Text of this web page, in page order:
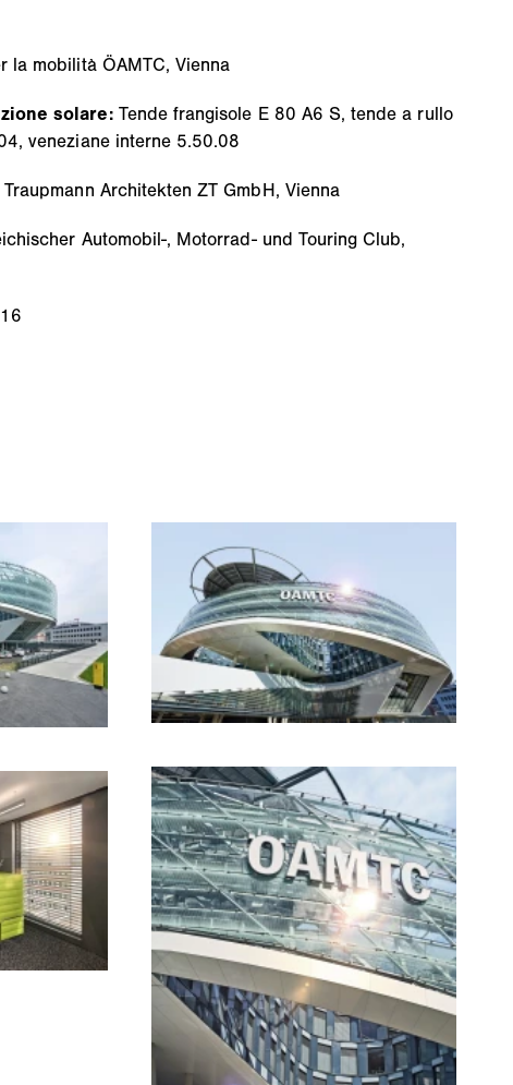
la mobilità ÖAMTC, Vienna
solare: Tende frangisole E 80 A6 S, tende a rullo
veneziane interne 5.50.08
Architekten ZT GmbH, Vienna
Automobil-, Motorrad- und Touring Club,